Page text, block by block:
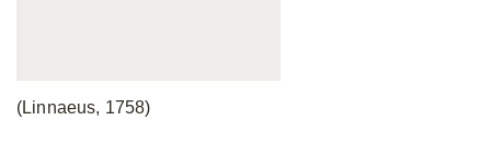
(Linnaeus, 1758)